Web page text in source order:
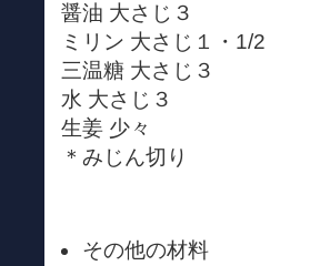
醤油 大さじ３
ミリン 大さじ１・1/2
三温糖 大さじ３
水 大さじ３
生姜 少々
＊みじん切り
その他の材料